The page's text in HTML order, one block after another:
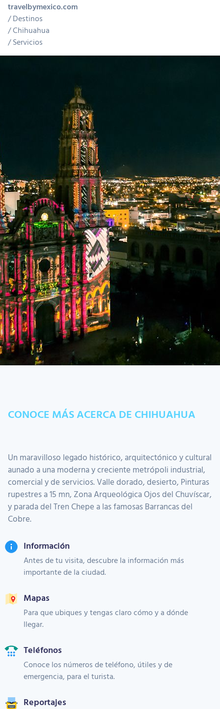
travelbymexico.com
Destinos
Chihuahua
Servicios
CONOCE MÁS ACERCA DE CHIHUAHUA
Un maravilloso legado histórico, arquitectónico y cultural
aunado a una moderna y creciente metrópoli industrial,
comercial y de servicios. Valle dorado, desierto, Pinturas
rupestres a 15 mn, Zona Arqueológica Ojos del Chuvíscar,
y parada del Tren Chepe a las famosas Barrancas del
Cobre.
Información
Antes de tu visita, descubre la información más
importante de la ciudad.
Mapas
Para que ubiques y tengas claro cómo y a dónde
llegar.
Teléfonos
Conoce los números de teléfono, útiles y de
emergencia, para el turista.
Reportajes